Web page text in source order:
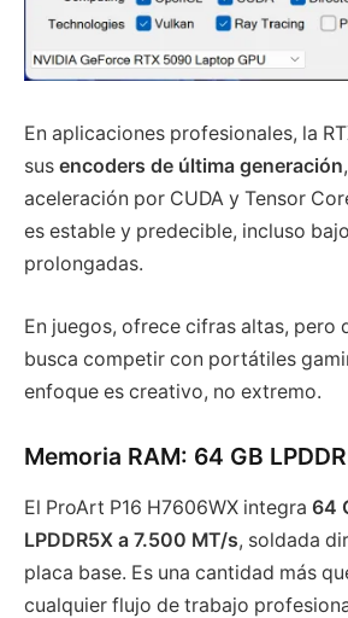
En aplicaciones profesionales, la
sus encoders de última generación
aceleración por CUDA y Tensor
es estable y predecible, incluso
prolongadas.
En juegos, ofrece cifras altas, pero
busca competir con portátiles
enfoque es creativo, no extremo.
Memoria RAM: 64 GB
El ProArt P16 H7606WX integra 64
LPDDR5X a 7.500 MT/s, soldada
placa base. Es una cantidad más
cualquier flujo de trabajo